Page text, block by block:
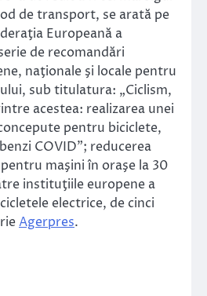
de transport, se arată pe
Europeană a
de recomandări
naţionale şi locale pentru
sub titulatura: „Ciclism,
acestea: realizarea unei
pentru biciclete,
COVID”; reducerea
maşini în oraşe la 30
instituţiile europene a
electrice, de cinci
Agerpres.